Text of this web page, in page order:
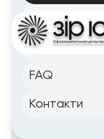
Блог
Цiни
FAQ
Контакти
Головна